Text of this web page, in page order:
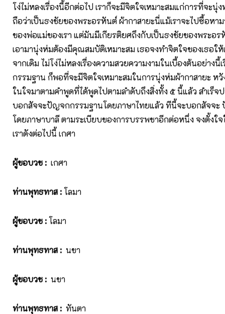
โง่ไม่หลงเรื่องนี้อีกต่อไป เราก็จะมีจิตใจเหมาะสมแก่การที่จะนุ่
ถือว่าเป็นธงชัยของพระอรหันต์ ผ้ากาสายะนี่แม้เราจะไปซื้อหาม
ของพ่อแม่ของเรา แต่มันมีเกียรติยศถึงกับเป็นธงชัยของพระอ
เอามานุ่งห่มต้องมีคุณสมบัติเหมาะสม เธอจงทำจิตใจของเธอใ
จากเดิม ไม่โง่ไม่หลงเรื่องความสวยความงามในเบื้องต้นอย่างนี้
กรรมฐาน ก็พอที่จะมีจิตใจเหมาะสมในการนุ่งห่มผ้ากาสายะ หวั
ในใจมาตามคำพูดที่ได้พูดไปตามลำดับถึงสิ่งทั้ง ๕ นี้แล้ว สำเร็จ
บอกสัจจะปัญจกกรรมฐานโดยภาษาไทยแล้ว ทีนี้จะบอกสัจจะ
โดยภาษาบาลี ตามระเบียบของการบรรพชาอีกต่อหนึ่ง จงตั้งใ
เราดังต่อไปนี้ เกศา
ผู้ขอบวช : เกศา
ท่านพุทธทาส :โลมา
ผู้ขอบวช :โลมา
ท่านพุทธทาส : นขา
ผู้ขอบวช : นขา
ท่านพุทธทาส : ทันตา